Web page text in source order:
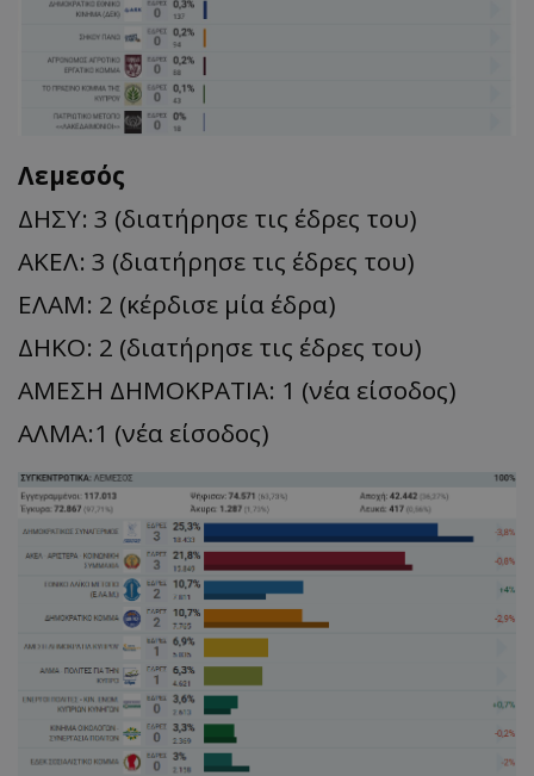
Λεμεσός
ΔΗΣΥ: 3 (διατήρησε τις έδρες του)
ΑΚΕΛ: 3 (διατήρησε τις έδρες του)
ΕΛΑΜ: 2 (κέρδισε μία έδρα)
ΔΗΚΟ: 2 (διατήρησε τις έδρες του)
ΑΜΕΣΗ ΔΗΜΟΚΡΑΤΙΑ: 1 (νέα είσοδος)
ΑΛΜΑ:1 (νέα είσοδος)